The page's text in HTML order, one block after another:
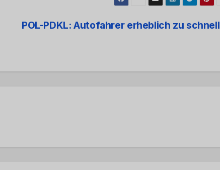
POL-PDKL: Autofahrer erheblich zu schnell